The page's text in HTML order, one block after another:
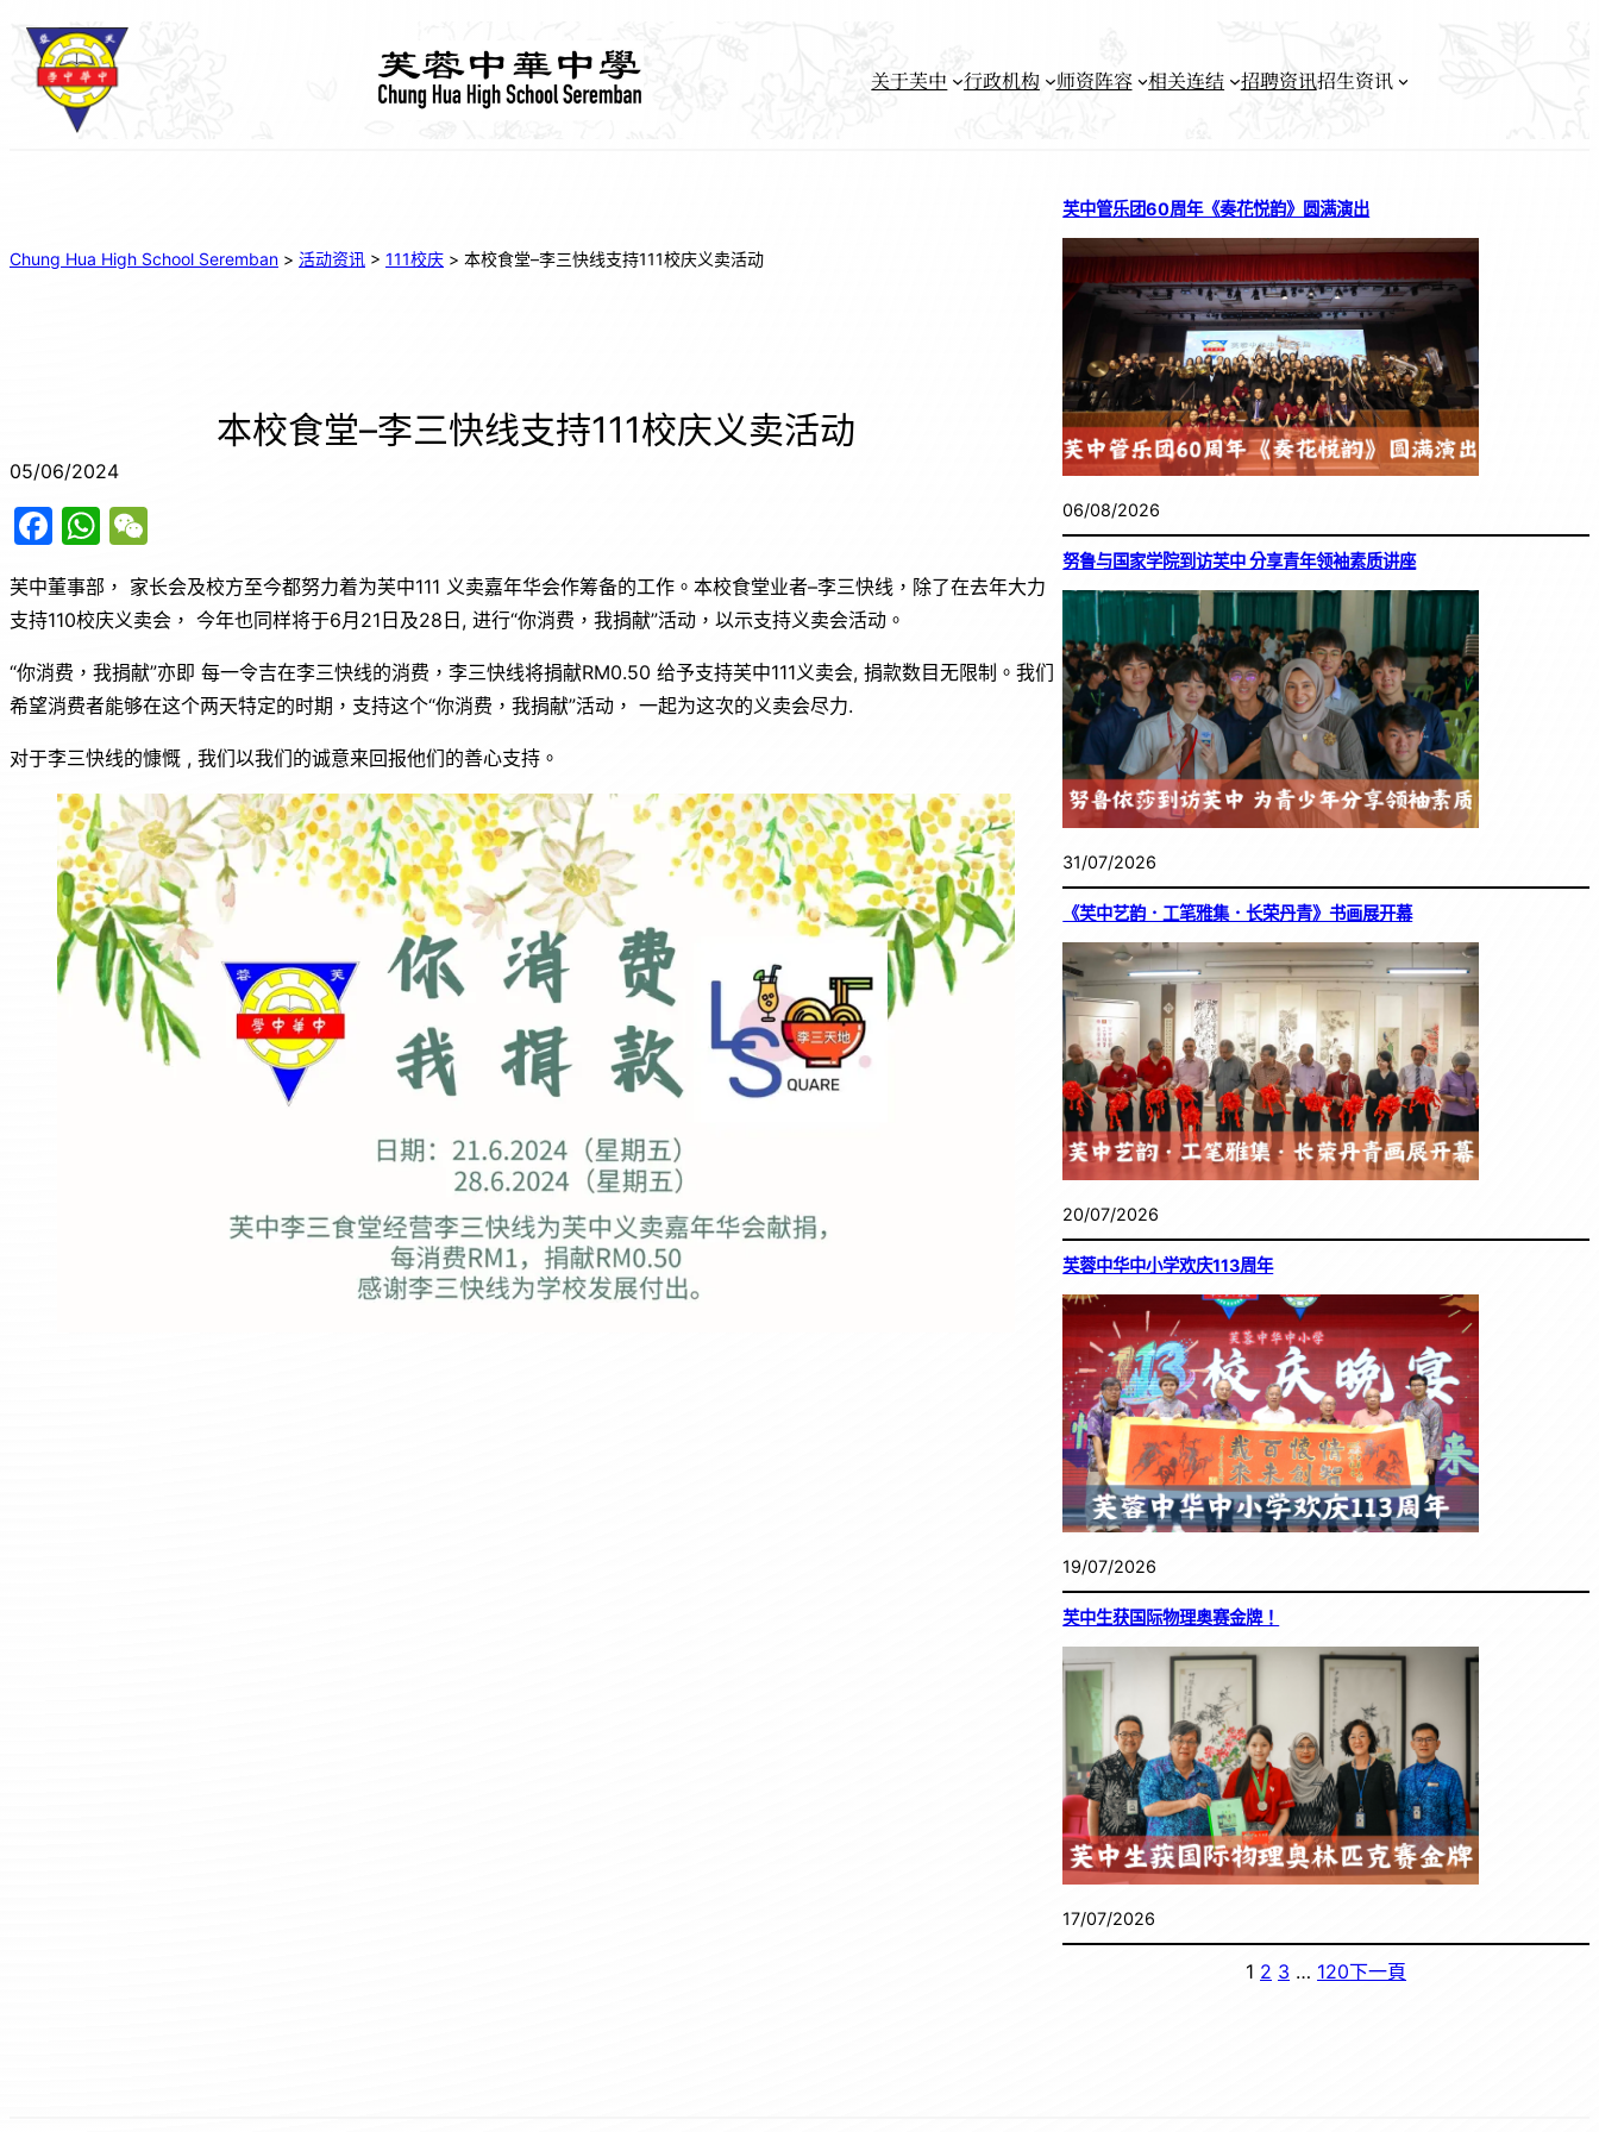
关于芙中 行政机构 师资阵容 相关连结 招聘资讯招生资讯
Chung Hua High School Seremban > 活动资讯 > 111校庆 > 本校食堂–李三快线支持111校庆义卖活动
本校食堂–李三快线支持111校庆义卖活动
05/06/2024
F
c
e
b
o
o
k
W
at
s
A
p
p
C
h
at
芙中董事部， 家长会及校方至今都努力着为芙中111 义卖嘉年华会作筹备的工作。本校食堂业者–李三快线，除了在去年大力
支持110校庆义卖会， 今年也同样将于6月21日及28日, 进行“你消费，我捐献”活动，以示支持义卖会活动。
“你消费，我捐献”亦即 每一令吉在李三快线的消费，李三快线将捐献RM0.50 给予支持芙中111义卖会, 捐款数目无限制。我们
希望消费者能够在这个两天特定的时期，支持这个“你消费，我捐献”活动， 一起为这次的义卖会尽力.
对于李三快线的慷慨 , 我们以我们的诚意来回报他们的善心支持。
芙中管乐团60周年《奏花悦韵》圆满演出
06/08/2026
努鲁与国家学院到访芙中 分享青年领袖素质讲座
31/07/2026
《芙中艺韵．工笔雅集．长荣丹青》书画展开幕
20/07/2026
芙蓉中华中小学欢庆113周年
19/07/2026
芙中生获国际物理奥赛金牌！
17/07/2026
1 2 3 … 120下一頁